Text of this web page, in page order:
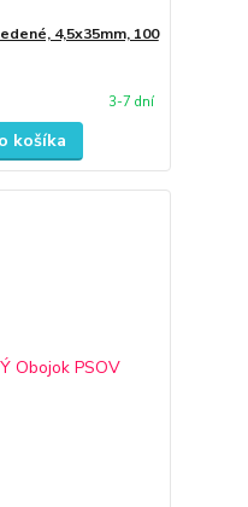
4,5x35mm, 100
3-7 dní
košíka